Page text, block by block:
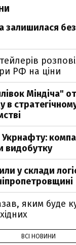
залишилася без
РФ на ціни
Міндіча"
в
видобутку
у склади
яким буде
ВСІ НОВИНИ